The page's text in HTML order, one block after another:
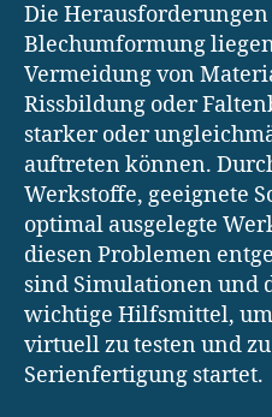
Die
Blechumformung
Vermeidung von
Rissbildung oder
starker oder
auftreten können.
Werkstoffe, geeignete
optimal ausgelegte
diesen Problemen
sind Simulationen und
wichtige Hilfsmittel,
virtuell zu testen und
Serienfertigung startet.